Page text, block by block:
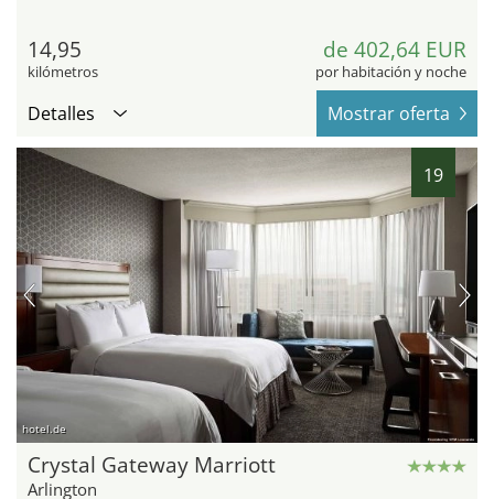
14,95
kilómetros
de 402,64 EUR
por habitación y noche
Detalles Mostrar oferta
19
hotel.de
Crystal Gateway Marriott
Arlington